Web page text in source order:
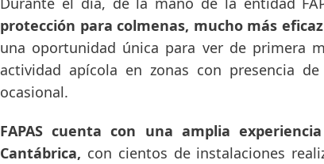
protección para colmenas, mucho más
una oportunidad única para ver de primera
actividad apícola en zonas con presencia
ocasional.
FAPAS cuenta con una amplia
Cantábrica, con cientos de instalaciones